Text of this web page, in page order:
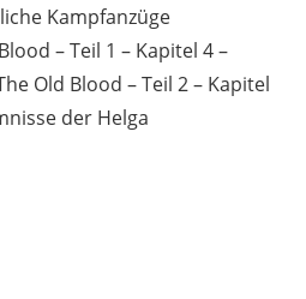
Kampfanzüge
– Teil 1 – Kapitel 4 –
Old Blood – Teil 2 – Kapitel
der Helga